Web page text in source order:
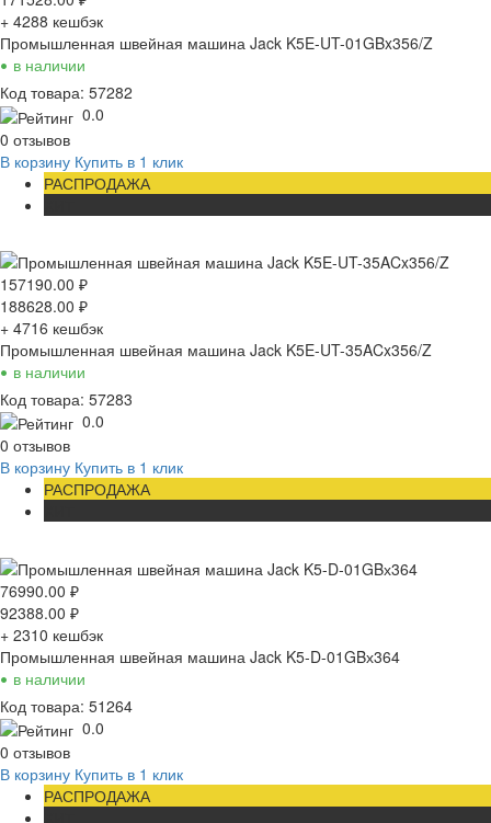
+ 4288 кешбэк
Промышленная швейная машина Jack K5E-UT-01GBx356/Z
• в наличии
Код товара: 57282
0.0
0 отзывов
В корзину Купить в 1 клик
РАСПРОДАЖА
157190.00 ₽
188628.00 ₽
+ 4716 кешбэк
Промышленная швейная машина Jack K5E-UT-35ACx356/Z
• в наличии
Код товара: 57283
0.0
0 отзывов
В корзину Купить в 1 клик
РАСПРОДАЖА
76990.00 ₽
92388.00 ₽
+ 2310 кешбэк
Промышленная швейная машина Jack K5-D-01GBх364
• в наличии
Код товара: 51264
0.0
0 отзывов
В корзину Купить в 1 клик
РАСПРОДАЖА